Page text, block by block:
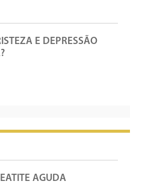
E DEPRESSÃO
AGUDA